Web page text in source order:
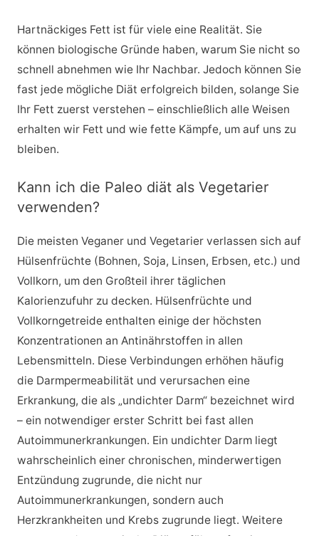
Hartnäckiges Fett ist für viele eine Realität. Sie
können biologische Gründe haben, warum Sie nicht so
schnell abnehmen wie Ihr Nachbar. Jedoch können Sie
fast jede mögliche Diät erfolgreich bilden, solange Sie
Ihr Fett zuerst verstehen – einschließlich alle Weisen
erhalten wir Fett und wie fette Kämpfe, um auf uns zu
bleiben.
Kann ich die Paleo diät als Vegetarier
verwenden?
Die meisten Veganer und Vegetarier verlassen sich auf
Hülsenfrüchte (Bohnen, Soja, Linsen, Erbsen, etc.) und
Vollkorn, um den Großteil ihrer täglichen
Kalorienzufuhr zu decken. Hülsenfrüchte und
Vollkorngetreide enthalten einige der höchsten
Konzentrationen an Antinährstoffen in allen
Lebensmitteln. Diese Verbindungen erhöhen häufig
die Darmpermeabilität und verursachen eine
Erkrankung, die als „undichter Darm“ bezeichnet wird
– ein notwendiger erster Schritt bei fast allen
Autoimmunerkrankungen. Ein undichter Darm liegt
wahrscheinlich einer chronischen, minderwertigen
Entzündung zugrunde, die nicht nur
Autoimmunerkrankungen, sondern auch
Herzkrankheiten und Krebs zugrunde liegt. Weitere